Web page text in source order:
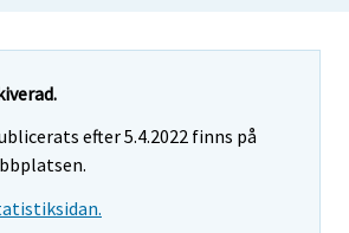
efter 5.4.2022 finns på